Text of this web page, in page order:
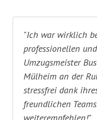
"Ich war wirklich
professionellen
Umzugsmeister
Mülheim an der
stressfrei dank
freundlichen
weiterempfehlen!"